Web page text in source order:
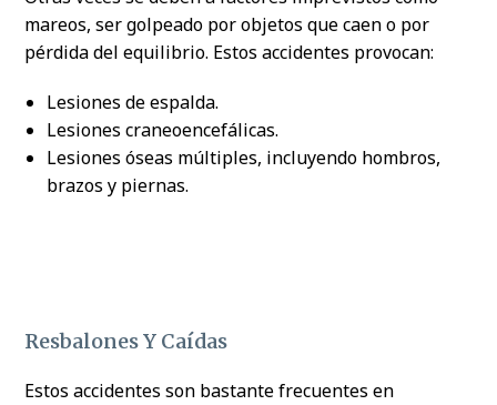
mareos, ser golpeado por objetos que caen o por
pérdida del equilibrio. Estos accidentes provocan:
Lesiones de espalda.
Lesiones craneoencefálicas.
Lesiones óseas múltiples, incluyendo hombros,
brazos y piernas.
Resbalones Y Caídas
Estos accidentes son bastante frecuentes en